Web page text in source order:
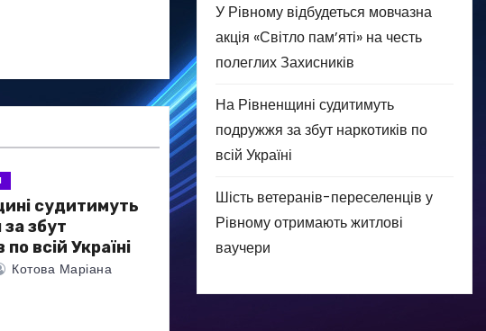
судитимуть
збут
по всій Україні
Котова Маріана
У Рівному відбудеться мовчазна
акція «Світло пам’яті» на честь
полеглих Захисників
На Рівненщині судитимуть
подружжя за збут наркотиків по
всій Україні
Шість ветеранів-переселенців у
Рівному отримають житлові
ваучери